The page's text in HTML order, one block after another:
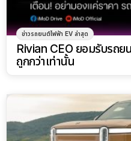
ข่าวรถยนต์ไฟฟ้า EV ล่าสุด
Rivian CEO ยอมรับรถย
ถูกกว่าเท่านั้น